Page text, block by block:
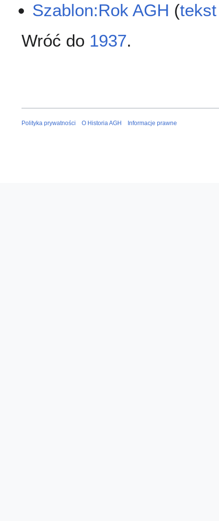
Szablon:Rok AGH (tekst
Wróć do 1937.
Polityka prywatności O Historia AGH Informacje prawne